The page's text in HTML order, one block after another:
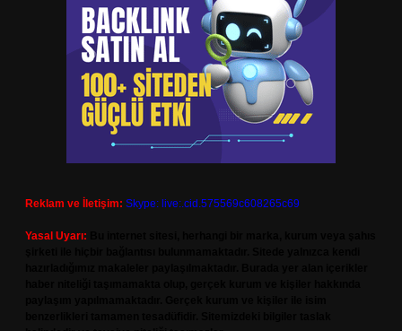
Reklam ve İletişim: Skype: live:.cid.575569c608265c69
Yasal Uyarı: